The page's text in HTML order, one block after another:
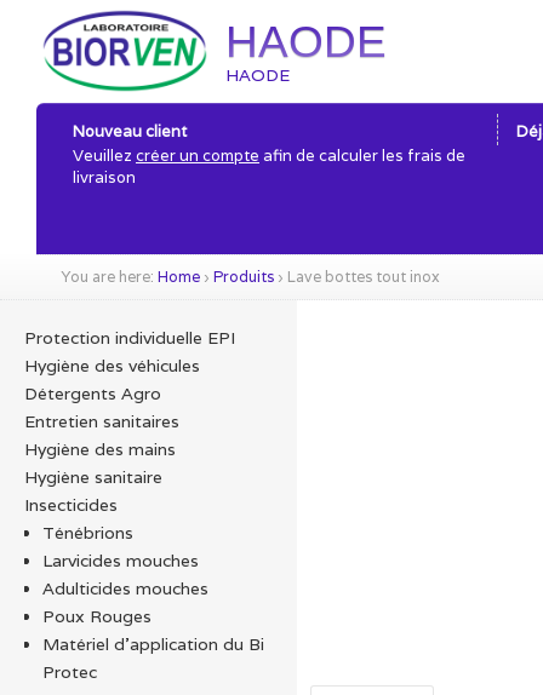
HAODE
HAODE
Nouveau client
Veuillez créer un compte afin de calculer les frais de
livraison
You are here: Home › Produits › Lave bottes tout inox
Protection individuelle EPI
Hygiène des véhicules
Détergents Agro
Entretien sanitaires
Hygiène des mains
Hygiène sanitaire
Insecticides
Ténébrions
Larvicides mouches
Adulticides mouches
Poux Rouges
Matériel d’application du Bi
Protec